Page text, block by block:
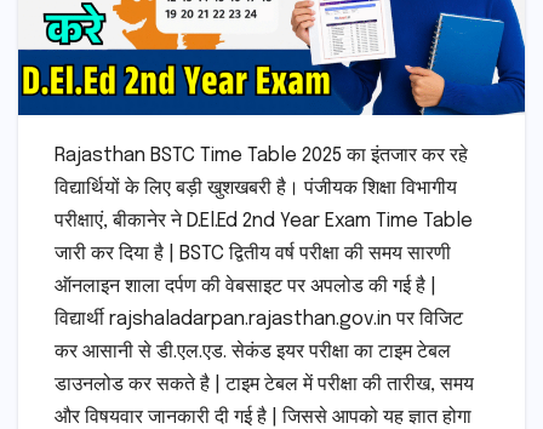
Rajasthan BSTC Time Table 2025 का इंतजार कर रहे
विद्यार्थियों के लिए बड़ी खुशखबरी है। पंजीयक शिक्षा विभागीय
परीक्षाएं, बीकानेर ने D.El.Ed 2nd Year Exam Time Table
जारी कर दिया है | BSTC द्वितीय वर्ष परीक्षा की समय सारणी
ऑनलाइन शाला दर्पण की वेबसाइट पर अपलोड की गई है |
विद्यार्थी rajshaladarpan.rajasthan.gov.in पर विजिट
कर आसानी से डी.एल.एड. सेकंड इयर परीक्षा का टाइम टेबल
डाउनलोड कर सकते है | टाइम टेबल में परीक्षा की तारीख, समय
और विषयवार जानकारी दी गई है | जिससे आपको यह ज्ञात होगा